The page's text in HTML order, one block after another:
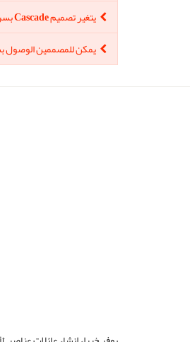
يتغير تصميم Cascade بسرعة
يمكن للمصممين الوصول